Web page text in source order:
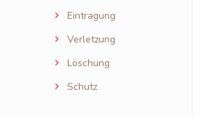
Eintragung
Verletzung
Löschung
Schutz